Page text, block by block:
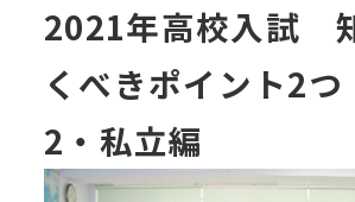
2021年高校入試
くべきポイント2つ
2・私立編